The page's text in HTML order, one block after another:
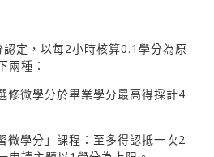
定，以每2小時核算0.1學分為原
兩種：
修微學分於畢業學分最高得採計4
微學分」課程：至多得認抵一次2